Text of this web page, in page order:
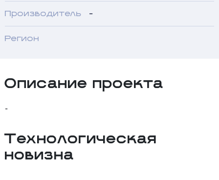
Производитель -
Регион
Описание проекта
-
Технологическая
новизна